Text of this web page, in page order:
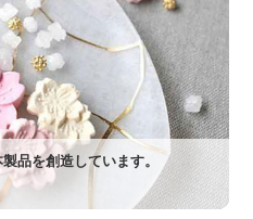
品を創造しています。